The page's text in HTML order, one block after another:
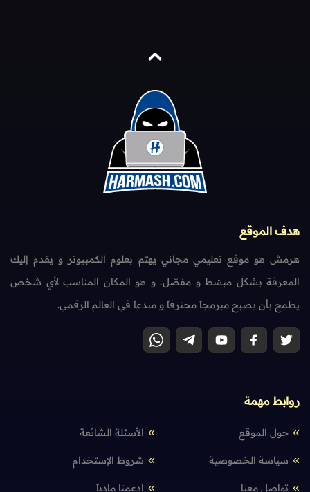
هدف الموقع
هرمش هو موقع تعليمي مجاني يهتم بعلوم الكمبيوتر و يقدم إليك
المعرفة بشكل مبسّط و مفصّل، و هو المكان المناسب لأي شخص
يطمح بأن يصبح مبرمجاً محترفاً و مبدعاً في العالم الرقمي.
روابط مهمة
حول الموقع الأسئلة الشائعة
سياسة الخصوصية شروط الإستخدام
تواصل معنا إدعمنا مادياً